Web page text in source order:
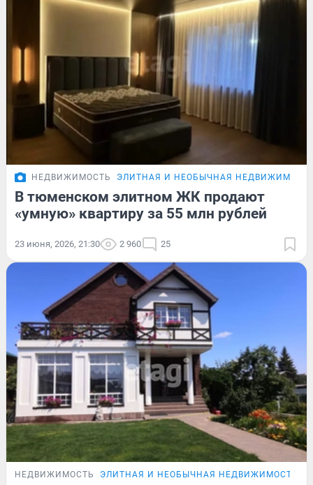
НЕДВИЖИМОСТЬ ЭЛИТНАЯ И НЕОБЫЧНАЯ
В тюменском элитном ЖК продают
«умную» квартиру за 55 млн рублей
23 июня, 2026, 21:30 2 960 25
НЕДВИЖИМОСТЬ ЭЛИТНАЯ И НЕОБЫЧНАЯ НЕДВИЖИМОСТЬ